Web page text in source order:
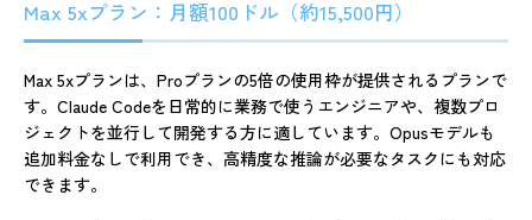
Max 5xプラン：月額100ドル（約15,500円）
Max 5xプランは、Proプランの5倍の使用枠が提供されるプランで
す。Claude Codeを日常的に業務で使うエンジニアや、複数プロ
ジェクトを並行して開発する方に適しています。Opusモデルも
追加料金なしで利用でき、高精度な推論が必要なタスクにも対応
できます。